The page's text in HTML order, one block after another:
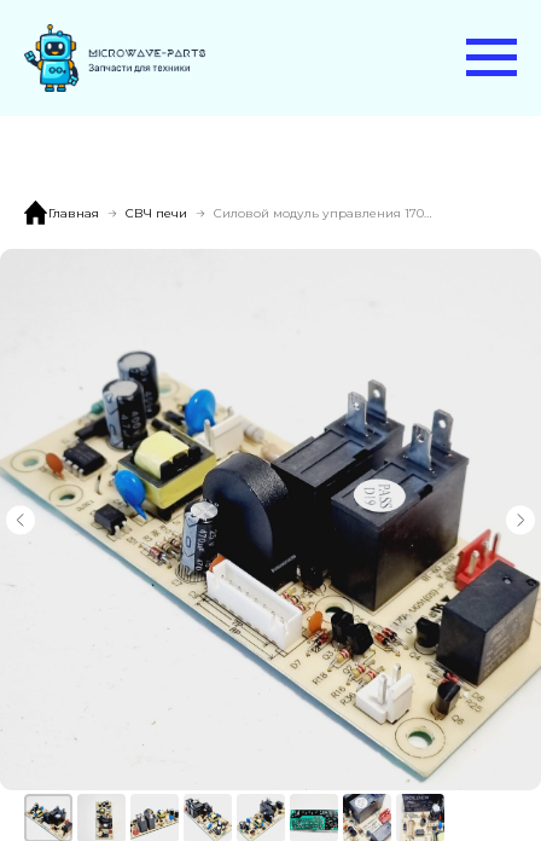
Главная СВЧ печи